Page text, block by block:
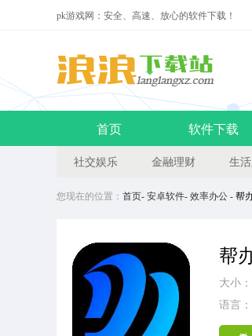
pk游戏网：安全、高速、放心的软件下载！
首页 软件下载
社交娱乐 金融理财 生
您现在的位置： 首页-安卓软件-效率办公- 帮
帮
大小
语言